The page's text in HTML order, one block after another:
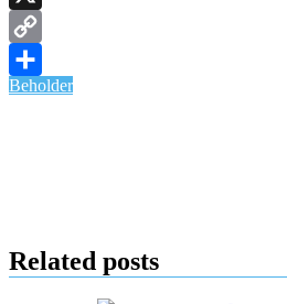
X
Copy
Link
Share
Beholder
Related posts